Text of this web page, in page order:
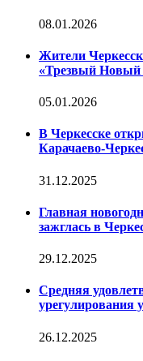
08.01.2026
Жители
«Трезвый Новый
05.01.2026
В Черкесске
Карачаево-
31.12.2025
Главная
зажглась в
29.12.2025
Средняя
урегулирования
26.12.2025